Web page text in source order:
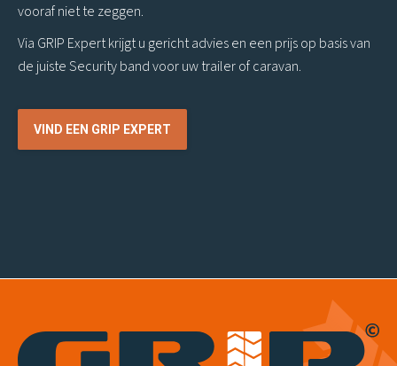
vooraf niet te zeggen.
Via GRIP Expert krijgt u gericht advies en een prijs op basis van
de juiste Security band voor uw trailer of caravan.
VIND EEN GRIP EXPERT